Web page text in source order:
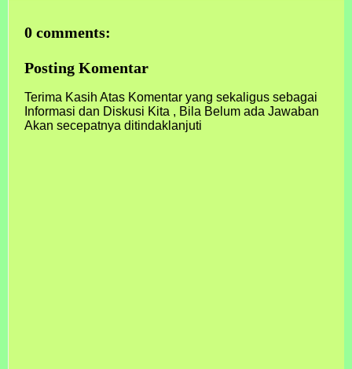
0 comments:
Posting Komentar
Terima Kasih Atas Komentar yang sekaligus sebagai
Informasi dan Diskusi Kita , Bila Belum ada Jawaban
Akan secepatnya ditindaklanjuti